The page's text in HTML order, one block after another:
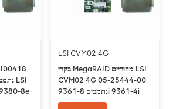
8e
LSI CVM02 4G
בקרי MegaRAID מקוריים LSI
CVM02 4G 05-25444-00
נתמכים 9361-8i 9361-4i
9380-8e 9380-4i4e